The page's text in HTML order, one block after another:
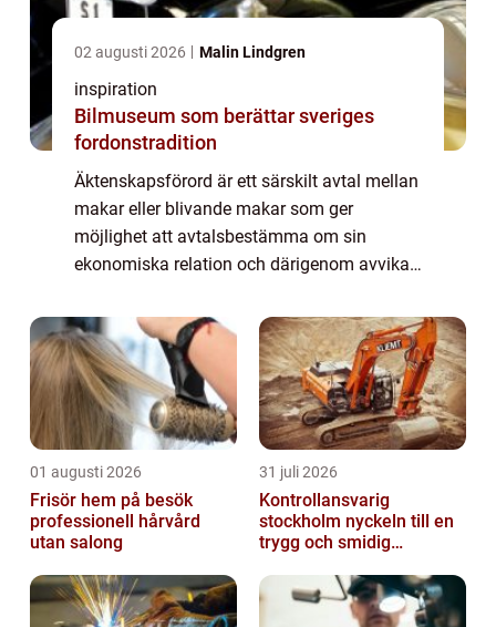
02 augusti 2026 Malin Lindgren
inspiration
Bilmuseum som berättar sveriges
fordonstradition
Äktenskapsförord är ett särskilt avtal mellan
makar eller blivande makar som ger
möjlighet att avtalsbestämma om sin
ekonomiska relation och därigenom avvika
01 augusti 2026
Frisör hem på besök
professionell hårvård
utan salong
31 juli 2026
Kontrollansvarig
stockholm nyckeln till en
trygg och smidig